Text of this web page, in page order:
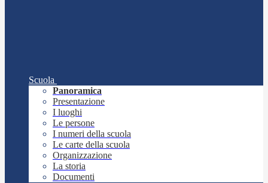
Scuola
Panoramica
Presentazione
I luoghi
Le persone
I numeri della scuola
Le carte della scuola
Organizzazione
La storia
Documenti